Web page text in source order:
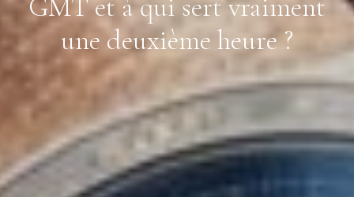
une deuxième heure ?